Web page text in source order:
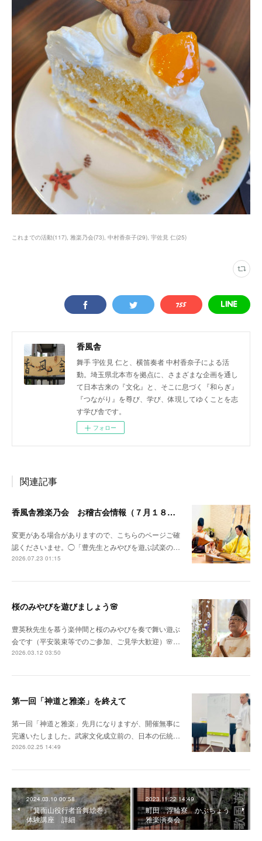
これまでの活動(117) 雅楽乃会(73) 中村香奈子(29) 宇佐見 仁(25)
香風舎
舞手 宇佐見 仁と、横笛奏者 中村香奈子による活
動。埼玉県北本市を拠点に、さまざまな企画を通し
て日本古来の『文化』と、そこに息づく『和らぎ』
『つながり』を尊び、学び、体現してゆくことを志
す学び舎です。
フォロー
関連記事
香風舎雅楽乃会 お稽古会情報（７月１８日更新）
変更がある場合がありますので、こちらのページご確
認くださいませ。◯「豊先生とみやびを遊ぶ試楽の…
2026.07.23 01:15
桜のみやびを遊びましょう🌸
豊英秋先生を慕う楽仲間と桜のみやびを奏で舞い遊ぶ
会です（平安装束等でのご参加、ご見学大歓迎）🌸…
2026.03.12 03:50
第一回「神道と雅楽」を終えて
第一回「神道と雅楽」先月になりますが、開催無事に
完遂いたしました。武家文化成立前の、日本の伝統…
2026.02.25 14:49
2024.03.10 00:58
『箕面山役行者音舞絵巻』
体験講座 詳細
2023.11.22 14:49
町田 浮輪寮 かぶちょう
雅楽演奏会